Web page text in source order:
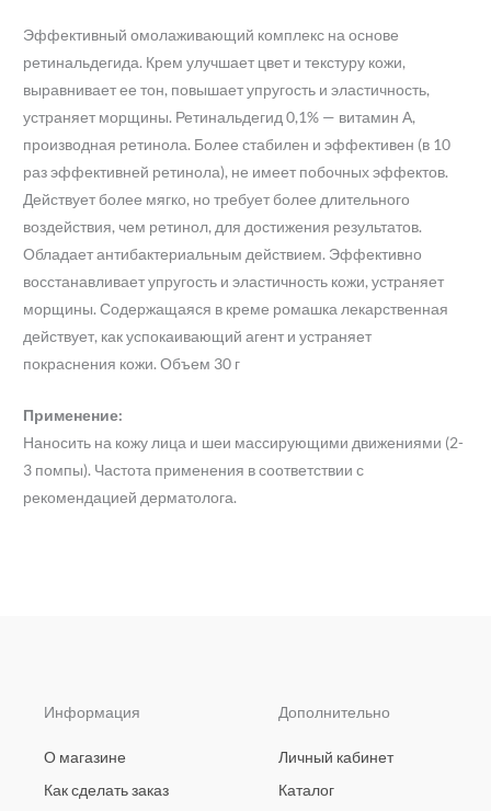
Эффективный омолаживающий комплекс на основе
ретинальдегида. Крем улучшает цвет и текстуру кожи,
выравнивает ее тон, повышает упругость и эластичность,
устраняет морщины. Ретинальдегид 0,1% — витамин А,
производная ретинола. Более стабилен и эффективен (в 10
раз эффективней ретинола), не имеет побочных эффектов.
Действует более мягко, но требует более длительного
воздействия, чем ретинол, для достижения результатов.
Обладает антибактериальным действием. Эффективно
восстанавливает упругость и эластичность кожи, устраняет
морщины. Содержащаяся в креме ромашка лекарственная
действует, как успокаивающий агент и устраняет
покраснения кожи. Объем 30 г
Применение:
Наносить на кожу лица и шеи массирующими движениями (2-
3 помпы). Частота применения в соответствии с
рекомендацией дерматолога.
Информация
О магазине
Как сделать заказ
Дополнительно
Личный кабинет
Каталог